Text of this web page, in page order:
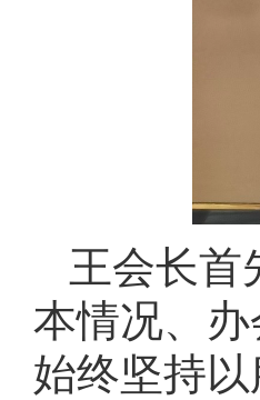
王会长首
本情况、
始终坚持